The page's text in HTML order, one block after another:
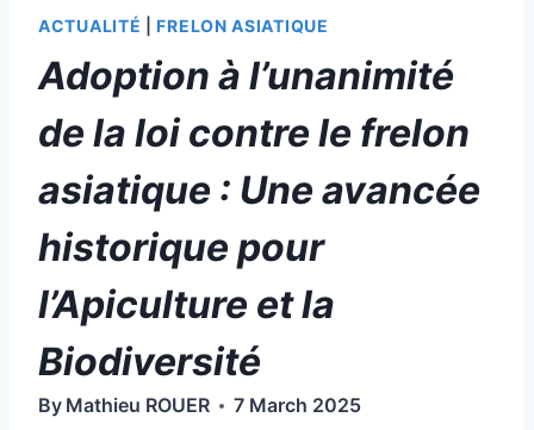
ACTUALITÉ FRELON ASIATIQUE
Adoption à l’unanimité
de la loi contre le frelon
asiatique : Une avancée
historique pour
l’Apiculture et la
Biodiversité
By Mathieu ROUER 7 March 2025